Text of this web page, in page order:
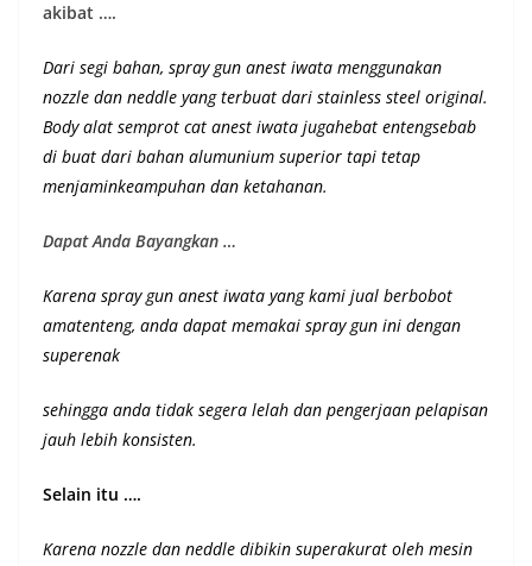
akibat ….
Dari segi bahan, spray gun anest iwata menggunakan
nozzle dan neddle yang terbuat dari stainless steel original.
Body alat semprot cat anest iwata jugahebat entengsebab
di buat dari bahan alumunium superior tapi tetap
menjaminkeampuhan dan ketahanan.
Dapat Anda Bayangkan …
Karena spray gun anest iwata yang kami jual berbobot
amatenteng, anda dapat memakai spray gun ini dengan
superenak
sehingga anda tidak segera lelah dan pengerjaan pelapisan
jauh lebih konsisten.
Selain itu ….
Karena nozzle dan neddle dibikin superakurat oleh mesin